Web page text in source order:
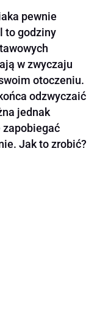
pewnie
to godziny
w zwyczaju
otoczeniu.
odzwyczaić
jednak
zapobiegać
Jak to zrobić?